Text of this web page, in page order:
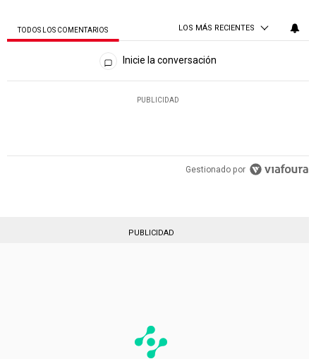
TODOS LOS COMENTARIOS LOS MÁS RECIENTES
Todos los comentarios
Inicie la conversación
PUBLICIDAD
Gestionado por
PUBLICIDAD